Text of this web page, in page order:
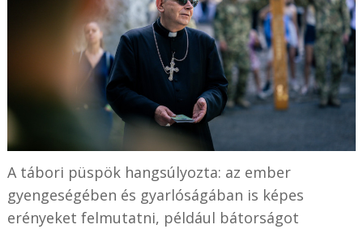
A tábori püspök hangsúlyozta: az ember
gyengeségében és gyarlóságában is képes
erényeket felmutatni, például bátorságot